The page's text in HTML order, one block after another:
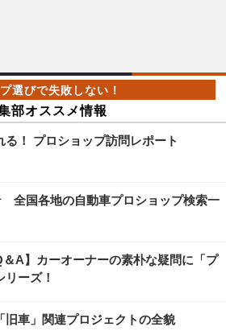
部オススメ情報
る！ プロショップ訪問レポート
国各地の自動車プロショップ検索一
＆A】カーオーナーの素朴な疑問に「プ
リーズ！
旧車」関連プロジェクトの全貌